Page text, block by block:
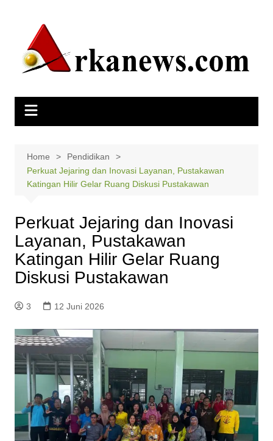
Home
Pendidikan
Perkuat Jejaring dan Inovasi Layanan, Pustakawan
Katingan Hilir Gelar Ruang Diskusi Pustakawan
Perkuat Jejaring dan Inovasi
Layanan, Pustakawan
Katingan Hilir Gelar Ruang
Diskusi Pustakawan
3 12 Juni 2026